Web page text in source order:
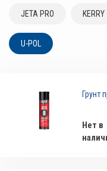
JETA PRO KERRY
U-POL
Грунт
Нет в